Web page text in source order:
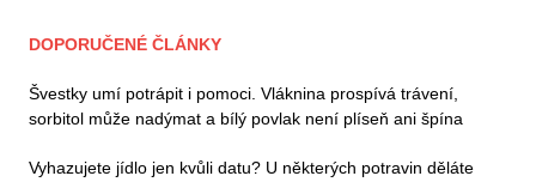
DOPORUČENÉ ČLÁNKY
Švestky umí potrápit i pomoci. Vláknina prospívá trávení,
sorbitol může nadýmat a bílý povlak není plíseň ani špína
Vyhazujete jídlo jen kvůli datu? U některých potravin děláte